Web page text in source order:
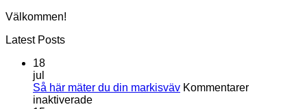
Välkommen!
Latest Posts
18
jul
Så här mäter du din markisväv Kommentarer
inaktiveradeför